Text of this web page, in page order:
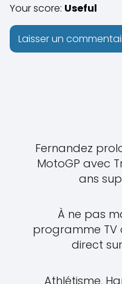
Your score: Useful
Fernandez
MotoGP avec
ans
À ne pas
programme TV
direct
Athlétisme,